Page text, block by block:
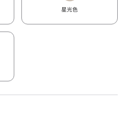
星光色